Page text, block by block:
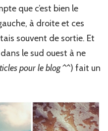
que c’est bien le
à droite et ces
souvent de sortie. Et
le sud ouest à ne
pour le blog ^^) fait un